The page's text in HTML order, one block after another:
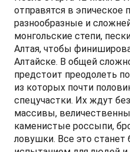
отправятся в эпическое
разнообразные и
монгольские степи,
Алтая, чтобы
Алтайске. В общей
предстоит преодолеть
из которых почти
спецучастки. Их ждут
массивы,
каменистые россыпи,
ловушки. Все это